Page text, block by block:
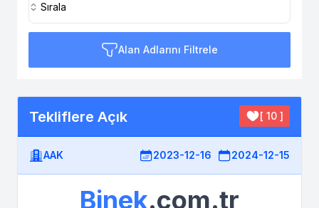
Sırala
Alan Adlarını Filtrele
Tekliflere Açık [ 10 ]
AAK 2023-12-16 2024-12-15
Binek.com.tr